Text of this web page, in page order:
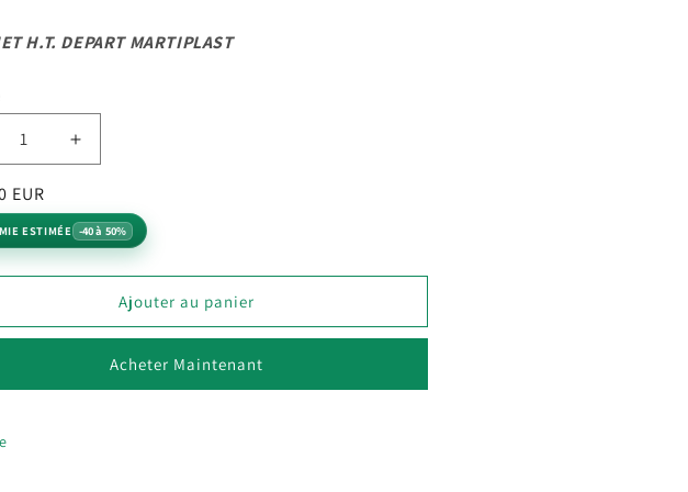
H.T. DEPART MARTIPLAST
Augmenter
la
de
CHARGEUR
MORETTO
EUR
ESTIMÉE -40 à 50%
Ajouter au panier
Acheter Maintenant